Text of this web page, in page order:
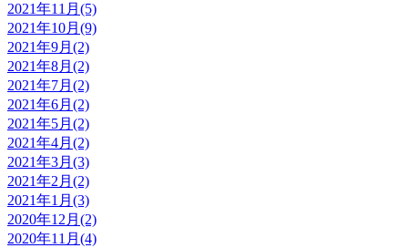
2021年11月(5)
2021年10月(9)
2021年9月(2)
2021年8月(2)
2021年7月(2)
2021年6月(2)
2021年5月(2)
2021年4月(2)
2021年3月(3)
2021年2月(2)
2021年1月(3)
2020年12月(2)
2020年11月(4)